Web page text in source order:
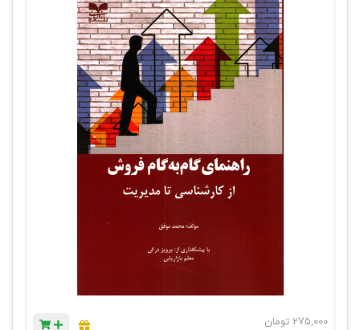
275,000 تومان